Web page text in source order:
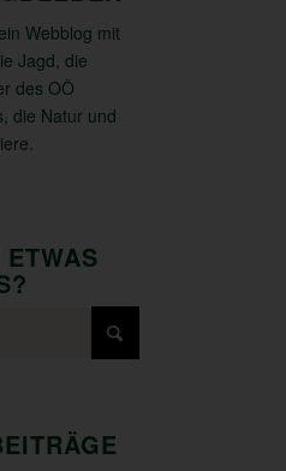
Webblog mit
Jagd, die
des OÖ
die Natur und